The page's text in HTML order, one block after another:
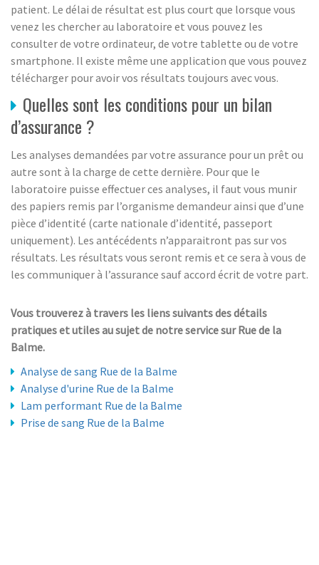
patient. Le délai de résultat est plus court que lorsque vous
venez les chercher au laboratoire et vous pouvez les
consulter de votre ordinateur, de votre tablette ou de votre
smartphone. Il existe même une application que vous pouvez
télécharger pour avoir vos résultats toujours avec vous.
Quelles sont les conditions pour un bilan
d’assurance ?
Les analyses demandées par votre assurance pour un prêt ou
autre sont à la charge de cette dernière. Pour que le
laboratoire puisse effectuer ces analyses, il faut vous munir
des papiers remis par l’organisme demandeur ainsi que d’une
pièce d’identité (carte nationale d’identité, passeport
uniquement). Les antécédents n’apparaitront pas sur vos
résultats. Les résultats vous seront remis et ce sera à vous de
les communiquer à l’assurance sauf accord écrit de votre part.
Vous trouverez à travers les liens suivants des détails
pratiques et utiles au sujet de notre service sur Rue de la
Balme.
Analyse de sang Rue de la Balme
Analyse d'urine Rue de la Balme
Lam performant Rue de la Balme
Prise de sang Rue de la Balme